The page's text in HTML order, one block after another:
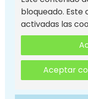
bloqueado.
activadas las
Aceptar